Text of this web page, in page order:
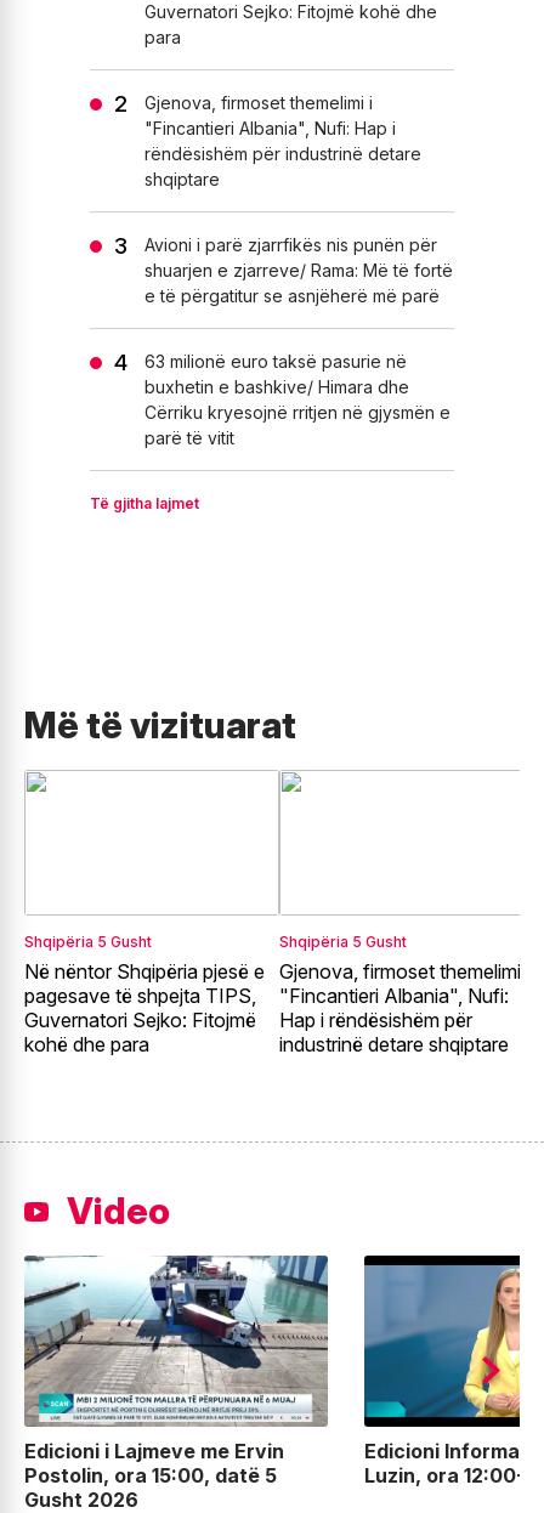
Guvernatori Sejko: Fitojmë kohë dhe
para
Gjenova, firmoset themelimi i
"Fincantieri Albania", Nufi: Hap i
rëndësishëm për industrinë detare
shqiptare
Avioni i parë zjarrfikës nis punën për
shuarjen e zjarreve/ Rama: Më të fortë
e të përgatitur se asnjëherë më parë
63 milionë euro taksë pasurie në
buxhetin e bashkive/ Himara dhe
Cërriku kryesojnë rritjen në gjysmën e
parë të vitit
Të gjitha lajmet
Më të vizituarat
Shqipëria 5 Gusht
Në nëntor Shqipëria pjesë e
pagesave të shpejta TIPS,
Guvernatori Sejko: Fitojmë
kohë dhe para
Shqipëria 5 Gusht
Gjenova, firmoset themelimi i
"Fincantieri Albania", Nufi:
Hap i rëndësishëm për
industrinë detare shqiptare
Video
Edicioni i Lajmeve me Ervin
Postolin, ora 15:00, datë 5
Gusht 2026
Edicioni
Luzin, ora 12:00-